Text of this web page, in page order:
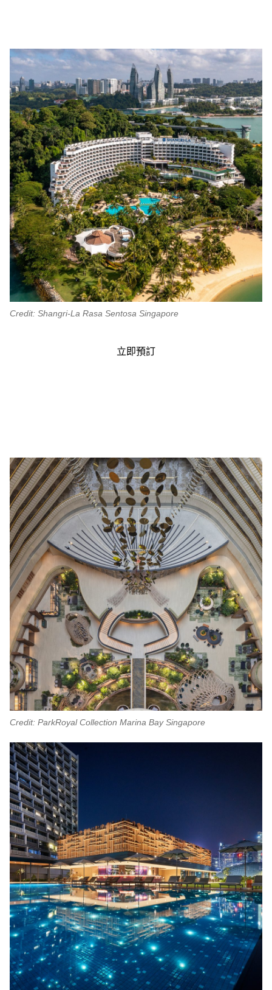
Credit: Shangri-La Rasa Sentosa Singapore
立即預訂
Credit: ParkRoyal Collection Marina Bay Singapore